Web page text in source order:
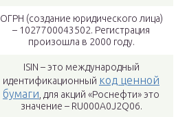
ОГРН (создание юридического лица)
– 1027700043502. Регистрация
произошла в 2000 году.
ISIN – это международный
идентификационный код ценной
бумаги , для акций «Роснефти» это
значение – RU000A0J2Q06.